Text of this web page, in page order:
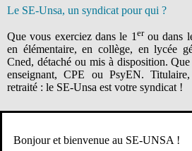
Le SE-Unsa, un syndicat pour qui ?
Que vous exerciez dans le 1 erou dans
en élémentaire, en collège, en lycée
Cned, détaché ou mis à disposition.
enseignant, CPE ou PsyEN.
retraité : le SE-Unsa est votre syndicat !
Notre ADN
Bonjour et bienvenue au SE-UNSA !